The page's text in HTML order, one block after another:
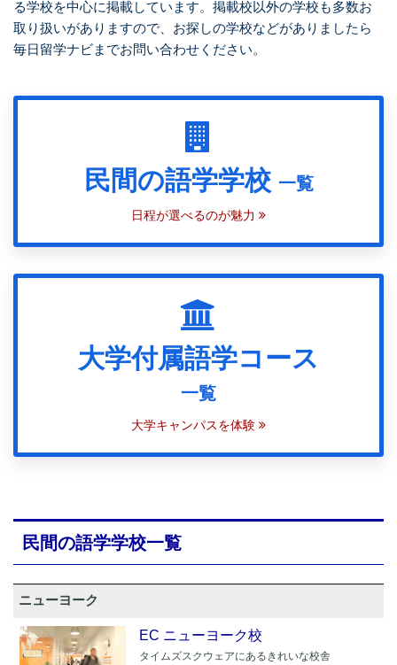
る学校を中心に掲載しています。掲載校以外の学校も多数お
取り扱いがありますので、お探しの学校などがありましたら
毎日留学ナビまでお問い合わせください。
民間の語学学校 一覧
日程が選べるのが魅力
大学付属語学コース
一覧
大学キャンパスを体験
民間の語学学校一覧
ニューヨーク
EC ニューヨーク校
タイムズスクウェアにあるきれいな校舎